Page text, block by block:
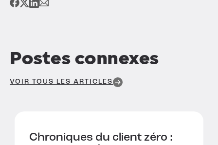
Postes connexes
VOIR TOUS LES ARTICLES
Chroniques du client zéro :